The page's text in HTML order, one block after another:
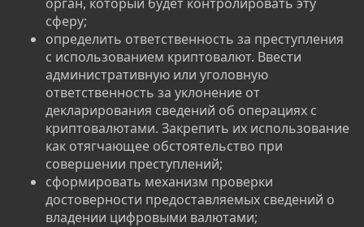
сферу;​
определить ответственность за преступления
с использованием криптовалют. Ввести
административную или уголовную
ответственность за уклонение от
декларирования сведений об операциях с
криптовалютами. Закрепить их использование
как отягчающее обстоятельство при
совершении преступлений;​
сформировать механизм проверки
достоверности предоставляемых сведений о
владении цифровыми валютами;​